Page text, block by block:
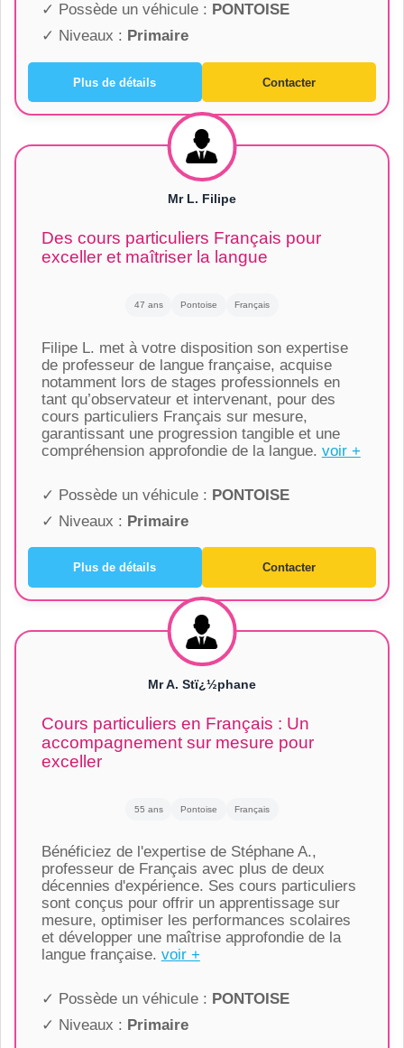
✓ Possède un véhicule : PONTOISE
✓ Niveaux : Primaire
Plus de détails Contacter
Mr L. Filipe
Des cours particuliers Français pour
exceller et maîtriser la langue
47 ans Pontoise Français
Filipe L. met à votre disposition son expertise
de professeur de langue française, acquise
notamment lors de stages professionnels en
tant qu’observateur et intervenant, pour des
cours particuliers Français sur mesure,
garantissant une progression tangible et une
compréhension approfondie de la langue. voir +
✓ Possède un véhicule : PONTOISE
✓ Niveaux : Primaire
Plus de détails Contacter
Mr A. Stï¿½phane
Cours particuliers en Français : Un
accompagnement sur mesure pour
exceller
55 ans Pontoise Français
Bénéficiez de l'expertise de Stéphane A.,
professeur de Français avec plus de deux
décennies d'expérience. Ses cours particuliers
sont conçus pour offrir un apprentissage sur
mesure, optimiser les performances scolaires
et développer une maîtrise approfondie de la
langue française. voir +
✓ Possède un véhicule : PONTOISE
✓ Niveaux : Primaire